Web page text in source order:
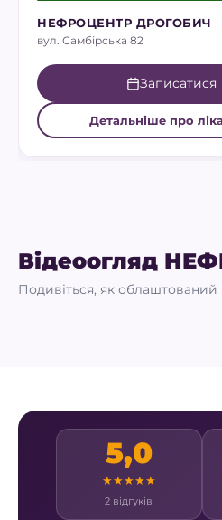
НЕФРОЦЕНТР ДРОГОБИЧ
вул. Самбірська 82
Записатися
Детальніше про
Відеоогляд
Подивіться, як
5,0
★★★★★
2 відгуків